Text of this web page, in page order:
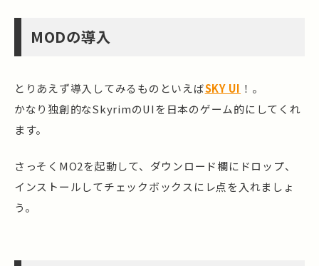
MODの導入
とりあえず導入してみるものといえばSKY UI ！。
かなり独創的なSkyrimのUIを日本のゲーム的にしてくれ
ます。
さっそくMO2を起動して、ダウンロード欄にドロップ、
インストールしてチェックボックスにレ点を入れましょ
う。